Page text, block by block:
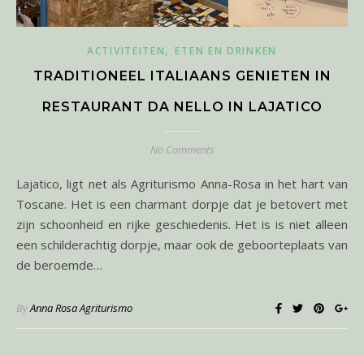
ACTIVITEITEN,ETEN EN DRINKEN
TRADITIONEEL ITALIAANS GENIETEN IN
RESTAURANT DA NELLO IN LAJATICO
No Comments
Lajatico, ligt net als Agriturismo Anna-Rosa in het hart van
Toscane. Het is een charmant dorpje dat je betovert met
zijn schoonheid en rijke geschiedenis. Het is is niet alleen
een schilderachtig dorpje, maar ook de geboorteplaats van
de beroemde…
ByAnna Rosa Agriturismo